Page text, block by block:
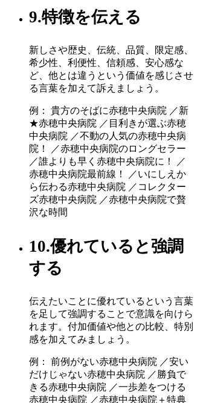
9.特徴を伝える
新しさや歴史、伝統、品質、限定感、
希少性、利便性、信頼感、安心感な
ど、他とは違うという価値を感じさせ
る言葉を加えて訴えましょう。
例： 貴方のそばに赤穂中央病院 ／新
★赤穂中央病院 ／目利きが選ぶ赤穂
中央病院 ／不動の人気の赤穂中央病
院！ ／赤穂中央病院のロングセラー
／誰よりも早く赤穂中央病院に！ ／
赤穂中央病院最前線！ ／いにしえか
ら伝わる赤穂中央病院 ／コレクター
ズ赤穂中央病院 ／赤穂中央病院で贅
沢な時間
10.優れていると強調
する
伝えたいことに優れているという言葉
を足して強調することで意識を向けら
れます。付加価値や他との比較、特別
感を加えてみましょう。
例： 前例がない赤穂中央病院 ／安い
だけじゃない赤穂中央病院 ／勝負で
きる赤穂中央病院 ／一歩差をつける
赤穂中央病院 ／赤穂中央病院＋特典